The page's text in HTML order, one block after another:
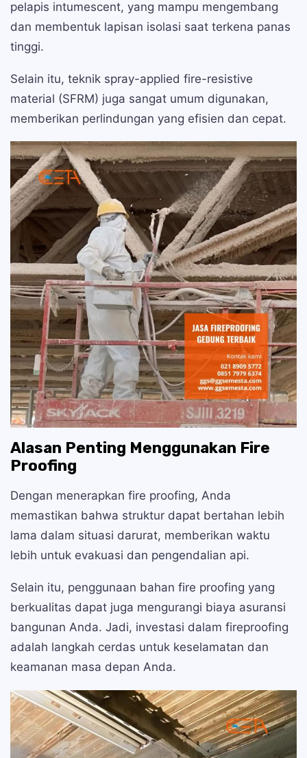
pelapis intumescent, yang mampu mengembang
dan membentuk lapisan isolasi saat terkena panas
tinggi.
Selain itu, teknik spray-applied fire-resistive
material (SFRM) juga sangat umum digunakan,
memberikan perlindungan yang efisien dan cepat.
Alasan Penting Menggunakan Fire
Proofing
Dengan menerapkan fire proofing, Anda
memastikan bahwa struktur dapat bertahan lebih
lama dalam situasi darurat, memberikan waktu
lebih untuk evakuasi dan pengendalian api.
Selain itu, penggunaan bahan fire proofing yang
berkualitas dapat juga mengurangi biaya asuransi
bangunan Anda. Jadi, investasi dalam fireproofing
adalah langkah cerdas untuk keselamatan dan
keamanan masa depan Anda.